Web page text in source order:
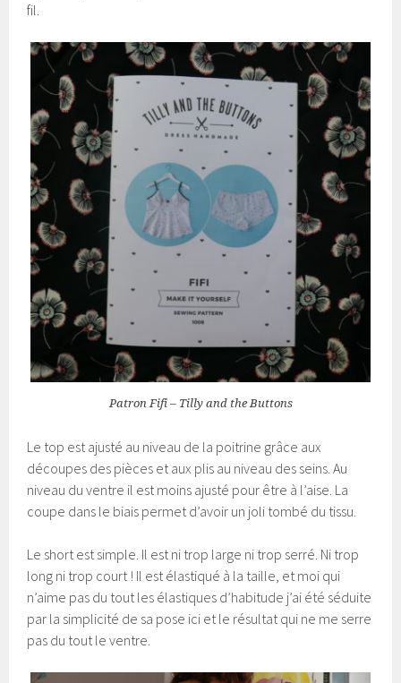
fil.
Patron Fifi – Tilly and the Buttons
Le top est ajusté au niveau de la poitrine grâce aux
découpes des pièces et aux plis au niveau des seins. Au
niveau du ventre il est moins ajusté pour être à l’aise. La
coupe dans le biais permet d’avoir un joli tombé du tissu.
Le short est simple. Il est ni trop large ni trop serré. Ni trop
long ni trop court ! Il est élastiqué à la taille, et moi qui
n’aime pas du tout les élastiques d’habitude j’ai été séduite
par la simplicité de sa pose ici et le résultat qui ne me serre
pas du tout le ventre.